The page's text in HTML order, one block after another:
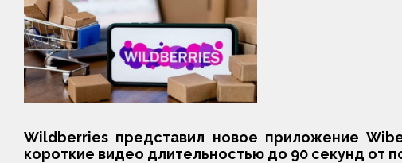
Wildberries представил новое приложение
короткие видео длительностью до 90 секунд от